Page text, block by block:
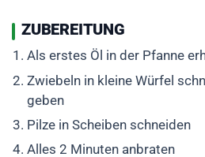
ZUBEREITUNG
Als erstes Öl in der Pfanne
Zwiebeln in kleine Würfel
geben
Pilze in Scheiben schneiden
Alles 2 Minuten anbraten